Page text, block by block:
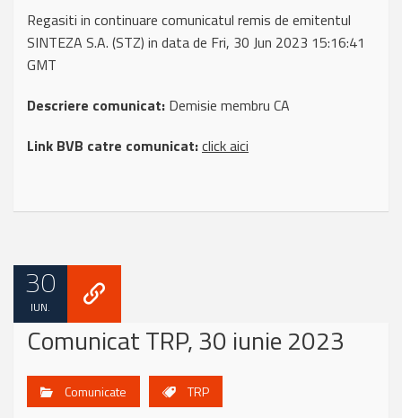
Regasiti in continuare comunicatul remis de emitentul
SINTEZA S.A. (STZ) in data de Fri, 30 Jun 2023 15:16:41
GMT
Descriere comunicat: Demisie membru CA
Link BVB catre comunicat:click aici
30
IUN.
Comunicat TRP, 30 iunie 2023
Comunicate TRP